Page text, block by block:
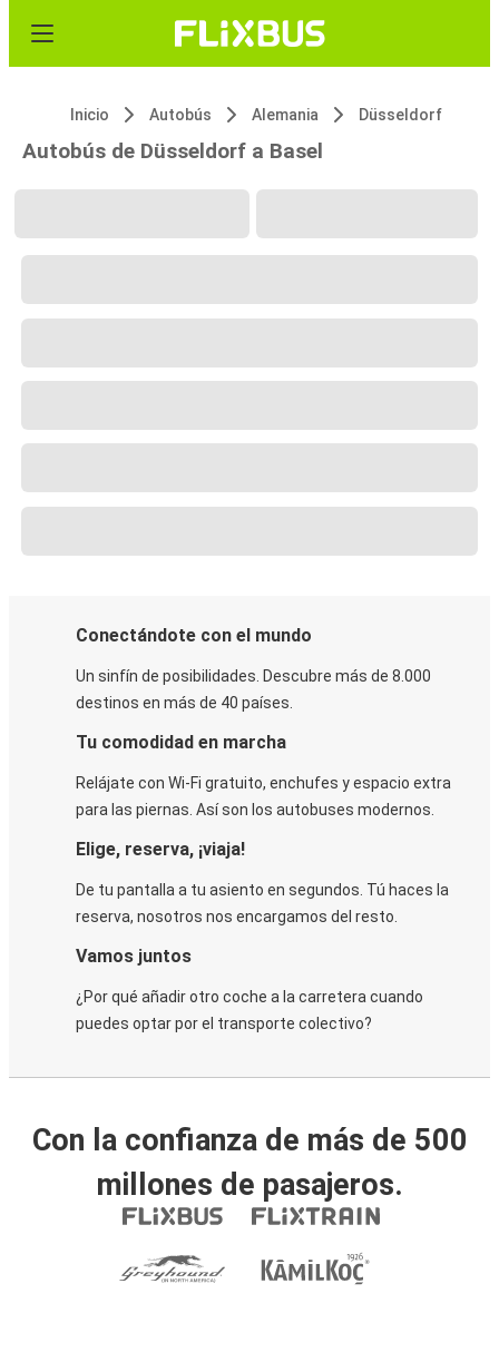
Inicio Autobús Alemania Düsseldorf
Autobús de Düsseldorf a Basel
Conectándote con el mundo
Un sinfín de posibilidades. Descubre más de 8.000
destinos en más de 40 países.
Tu comodidad en marcha
Relájate con Wi-Fi gratuito, enchufes y espacio extra
para las piernas. Así son los autobuses modernos.
Elige, reserva, ¡viaja!
De tu pantalla a tu asiento en segundos. Tú haces la
reserva, nosotros nos encargamos del resto.
Vamos juntos
¿Por qué añadir otro coche a la carretera cuando
puedes optar por el transporte colectivo?
Con la confianza de más de 500
millones de pasajeros.